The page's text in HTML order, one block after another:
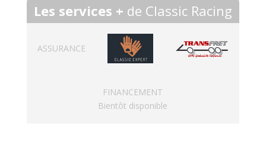
Les services + de Classic Racing
ASSURANCE
FINANCEMENT
Bientôt disponible